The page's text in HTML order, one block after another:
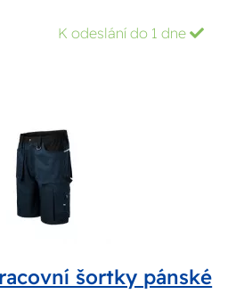
K odeslání do 1 dne
šortky pánské